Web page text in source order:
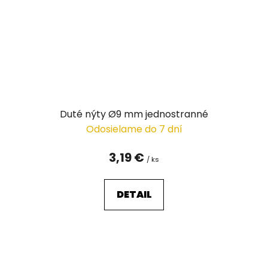
Duté nýty Ø9 mm jednostranné
Odosielame do 7 dní
3,19 € / ks
DETAIL